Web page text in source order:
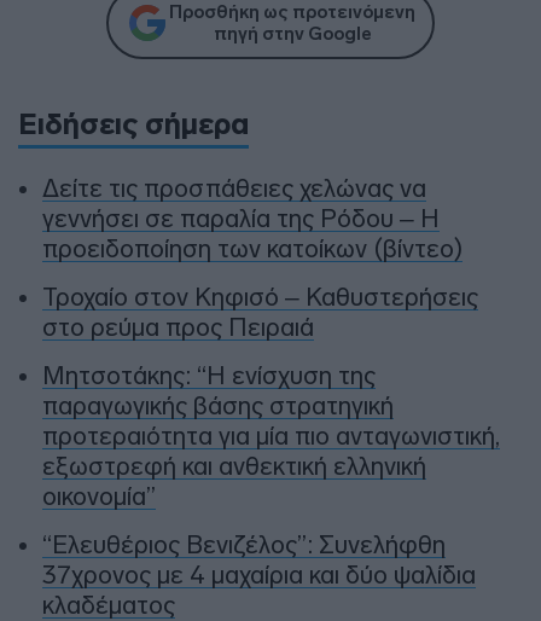
Προσθήκη ως προτεινόμενη
πηγή στην Google
Ειδήσεις σήμερα
Δείτε τις προσπάθειες χελώνας να
γεννήσει σε παραλία της Ρόδου – Η
προειδοποίηση των κατοίκων (βίντεο)
Τροχαίο στον Κηφισό – Καθυστερήσεις
στο ρεύμα προς Πειραιά
Μητσοτάκης: “Η ενίσχυση της
παραγωγικής βάσης στρατηγική
προτεραιότητα για μία πιο ανταγωνιστική,
εξωστρεφή και ανθεκτική ελληνική
οικονομία”
“Ελευθέριος Βενιζέλος”: Συνελήφθη
37χρονος με 4 μαχαίρια και δύο ψαλίδια
κλαδέματος